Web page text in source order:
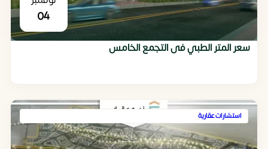
04
سعر المتر الطبي فى التجمع الخامس
استشارات عقارية